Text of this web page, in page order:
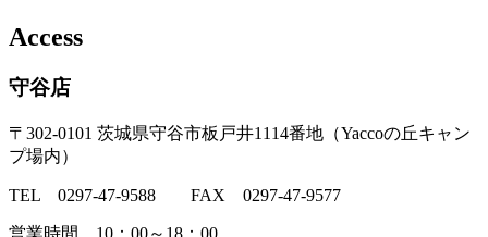
Access
守谷店
〒302-0101 茨城県守谷市板戸井1114番地（Yaccoの丘キャン
プ場内）
TEL 0297-47-9588 FAX 0297-47-9577
営業時間 10：00～18：00